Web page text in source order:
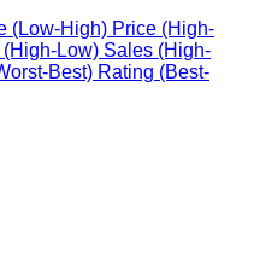
(Low-High) Price (High-
(High-Low) Sales (High-
Best) Rating (Best-